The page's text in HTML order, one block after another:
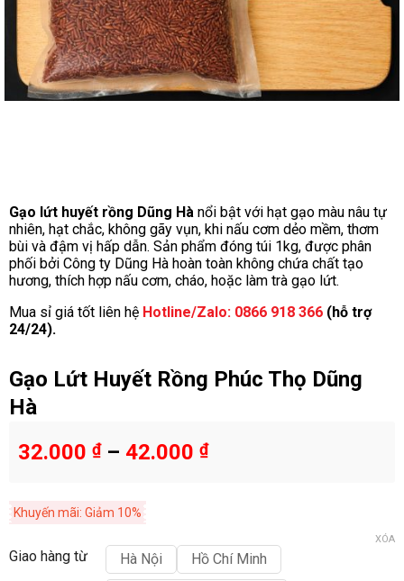
Gạo lứt huyết rồng Dũng Hà nổi bật với hạt gạo màu nâu tự
nhiên, hạt chắc, không gãy vụn, khi nấu cơm dẻo mềm, thơm
bùi và đậm vị hấp dẫn. Sản phẩm đóng túi 1kg, được phân
phối bởi Công ty Dũng Hà hoàn toàn không chứa chất tạo
hương, thích hợp nấu cơm, cháo, hoặc làm trà gạo lứt.
Mua sỉ giá tốt liên hệ Hotline/Zalo: 0866 918 366 (hỗ trợ
24/24).
Gạo Lứt Huyết Rồng Phúc Thọ Dũng
Hà
32.000 ₫– 42.000 ₫
Khuyến mãi: Giảm 10%
Giao hàng từ Hà Nội
Hồ Chí Minh
XÓA